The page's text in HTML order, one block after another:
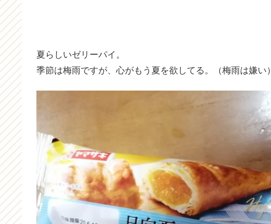
夏らしいゼリーパイ。
季節は梅雨ですが、心がもう夏を欲してる。（梅雨は嫌い）